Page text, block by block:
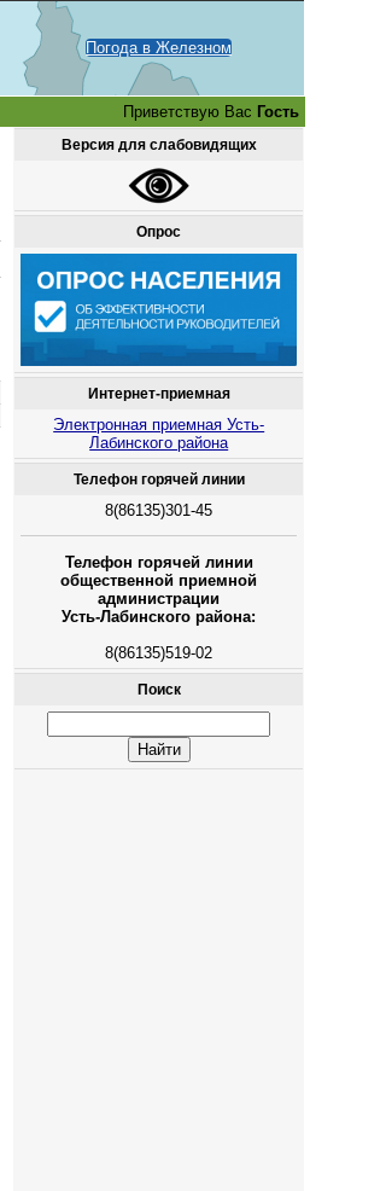
Погода в Железном
Приветствую Вас Гость
Версия для слабовидящих
Опрос
Интернет-приемная
Электронная приемная Усть-
Лабинского района
Телефон горячей линии
8(86135)301-45
Телефон горячей линии
общественной приемной
администрации
Усть-Лабинского района:
8(86135)519-02
Поиск